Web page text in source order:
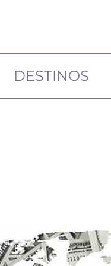
DESTINOS